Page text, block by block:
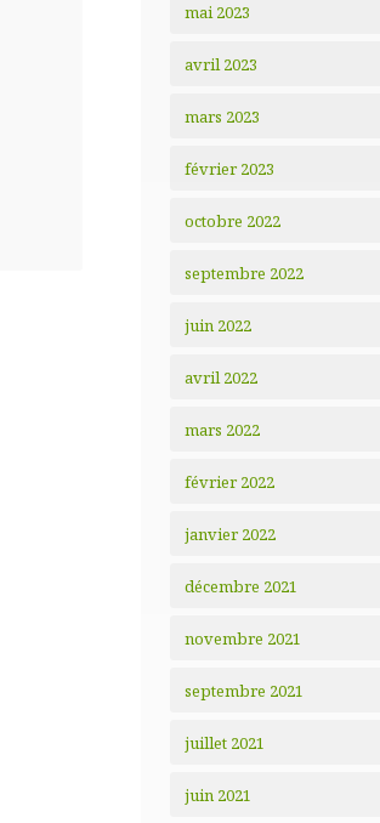
mai 2023
avril 2023
mars 2023
février 2023
octobre 2022
septembre 2022
juin 2022
avril 2022
mars 2022
février 2022
janvier 2022
décembre 2021
novembre 2021
septembre 2021
juillet 2021
juin 2021